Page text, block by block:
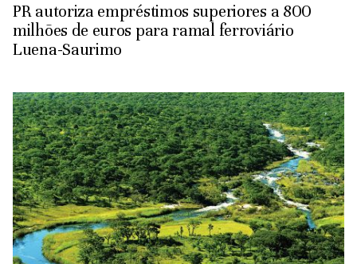
PR autoriza empréstimos superiores a 800
milhões de euros para ramal ferroviário
Luena-Saurimo